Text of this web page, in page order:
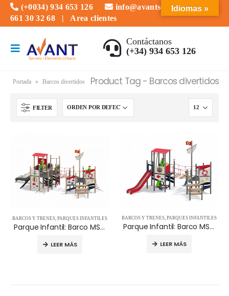
(+0034) 934 653 126
info@avantserveis.com
661 30 32 68 | Area clientes
Contáctanos
(+34) 934 653 126
Product Tag - Barcos divertidos
Portada » Barcos divertidos
FILTER
BARCOS Y TRENES, PARQUES INFANTILES
Parque Infantil: Barco MS AUROLIA 09.25.210
LEER MÁS
BARCOS Y TRENES, PARQUES INFANTILES
Parque Infantil: Barco MS BELLA 09.25.200
LEER MÁS
Idiomas »